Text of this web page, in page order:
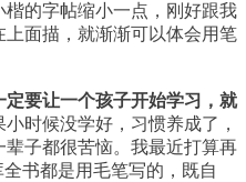
的字帖缩小一点，刚好跟我
面描，就渐渐可以体会用笔
要让一个孩子开始学习，就
时候没学好，习惯养成了，
子都很苦恼。我最近打算再
书都是用毛笔写的，既自